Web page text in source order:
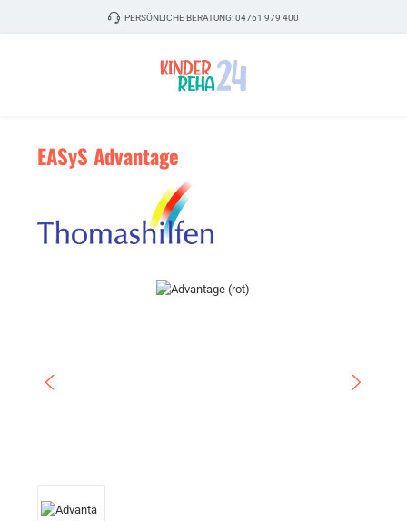
Zum Hauptinhalt springenPERSÖNLICHE BERATUNG:04761 979 400
EASyS Advantage
Bildergalerie überspringen